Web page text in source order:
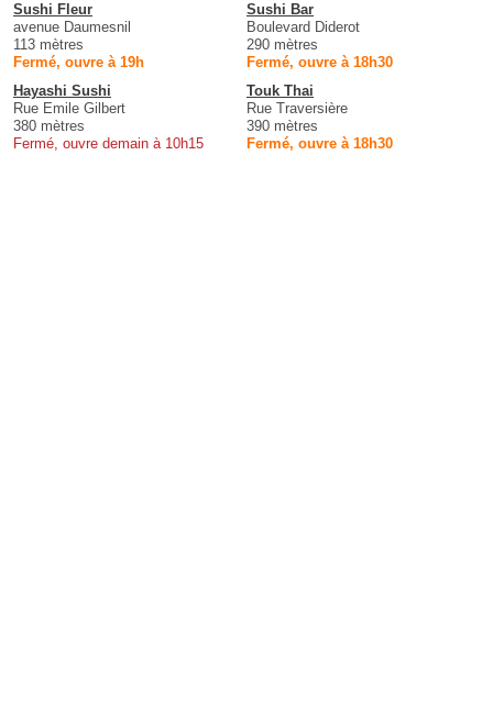
Sushi Fleur
avenue Daumesnil
113 mètres
Fermé, ouvre à 19h
Sushi Bar
Boulevard Diderot
290 mètres
Fermé, ouvre à 18h30
Hayashi Sushi
Rue Emile Gilbert
380 mètres
Fermé, ouvre demain à 10h15
Touk Thai
Rue Traversière
390 mètres
Fermé, ouvre à 18h30